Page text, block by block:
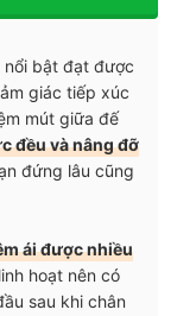
nổi bật đạt được
giác tiếp xúc
mút giữa đế
đều và nâng đỡ
đứng lâu cũng
ái được nhiều
hoạt nên có
sau khi chân